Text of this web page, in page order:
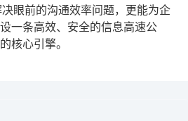
眼前的沟通效率问题，更能为企
一条高效、安全的信息高速公
核心引擎。